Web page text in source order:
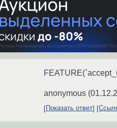
anonymous (
Показать ответ